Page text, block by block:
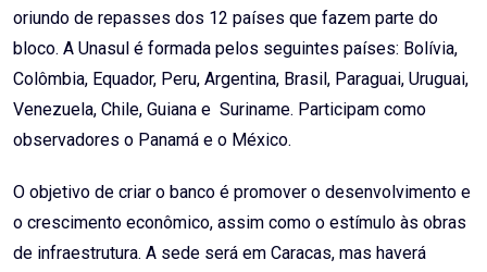
oriundo de repasses dos 12 países que fazem parte do
bloco. A Unasul é formada pelos seguintes países: Bolívia,
Colômbia, Equador, Peru, Argentina, Brasil, Paraguai, Uruguai,
Venezuela, Chile, Guiana e Suriname. Participam como
observadores o Panamá e o México.
O objetivo de criar o banco é promover o desenvolvimento e
o crescimento econômico, assim como o estímulo às obras
de infraestrutura. A sede será em Caracas, mas haverá